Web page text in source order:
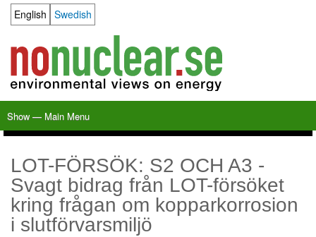
content
Language switcher
English Swedish
Main
Menu
Show — Main Menu
LOT-FÖRSÖK: S2 OCH A3 -
Svagt bidrag från LOT-försöket
kring frågan om kopparkorrosion
i slutförvarsmiljö